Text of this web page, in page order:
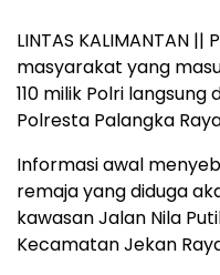
LINTAS KALIMANTAN
masyarakat yang
110 milik Polri
Polresta Palangka
Informasi awal
remaja yang diduga
kawasan Jalan Nila
Kecamatan Jekan